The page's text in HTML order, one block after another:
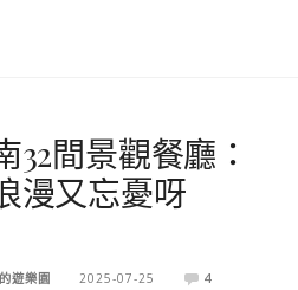
32間景觀餐廳：
漫又忘憂呀
遊樂園 2025-07-25 4